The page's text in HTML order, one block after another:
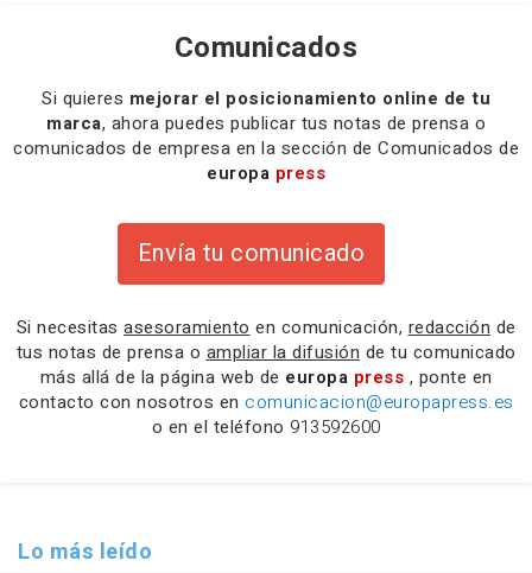
Comunicados
Si quieres mejorar el posicionamiento online de tu
marca, ahora puedes publicar tus notas de prensa o
comunicados de empresa en la sección de Comunicados de
europa press
Envía tu comunicado
Si necesitas asesoramiento en comunicación, redacción de
tus notas de prensa o ampliar la difusión de tu comunicado
más allá de la página web de europa press , ponte en
contacto con nosotros en comunicacion@europapress.es
o en el teléfono 913592600
Lo más leído